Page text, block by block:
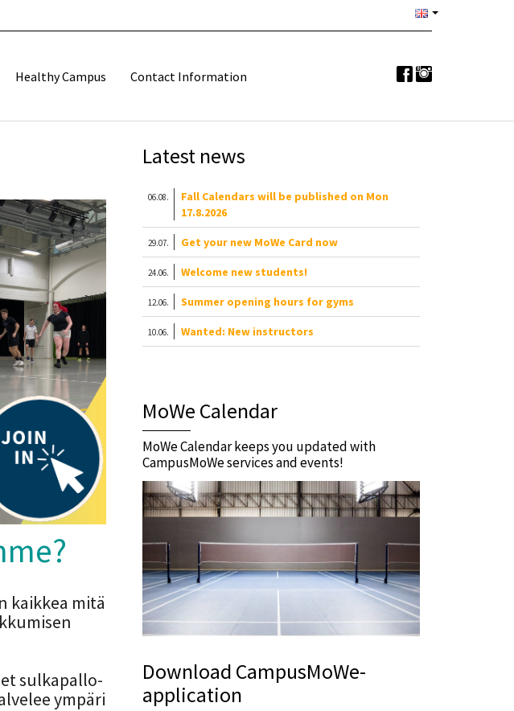
Healthy Campus Contact Information
kaikkea mitä
sulkapallo-
ympäri
Latest news
06.08.
Fall Calendars will be published on Mon
17.8.2026
29.07. Get your new MoWe Card now
24.06. Welcome new students!
12.06. Summer opening hours for gyms
10.06. Wanted: New instructors
MoWe Calendar
MoWe Calendar keeps you updated with
CampusMoWe services and events!
Download CampusMoWe-
application